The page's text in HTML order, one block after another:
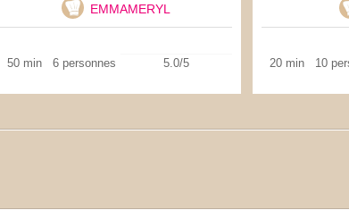
EMMAMERYL
50 min 6 personnes 5.0/5 20 min 10